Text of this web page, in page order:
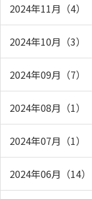
2024年11月（4）
2024年10月（3）
2024年09月（7）
2024年08月（1）
2024年07月（1）
2024年06月（14）